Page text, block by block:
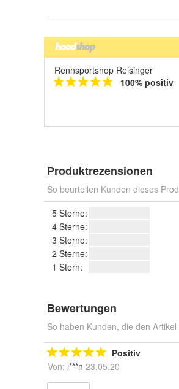
Rennsportshop Reisinger
100% positiv
Produktrezensionen
So beurteilen Kunden dieses
5 Sterne:
4 Sterne:
3 Sterne:
2 Sterne:
1 Stern:
Bewertungen
So haben Kunden, die den
Positiv
Von: i***n 23.05.20